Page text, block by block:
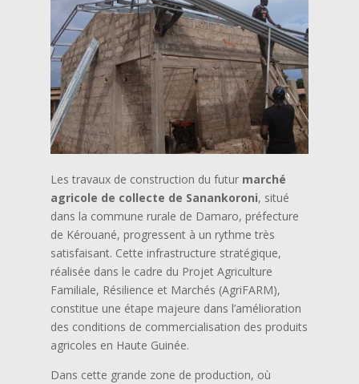
Les travaux de construction du futur marché
agricole de collecte de Sanankoroni, situé
dans la commune rurale de Damaro, préfecture
de Kérouané, progressent à un rythme très
satisfaisant. Cette infrastructure stratégique,
réalisée dans le cadre du Projet Agriculture
Familiale, Résilience et Marchés (AgriFARM),
constitue une étape majeure dans l’amélioration
des conditions de commercialisation des produits
agricoles en Haute Guinée.
Dans cette grande zone de production, où